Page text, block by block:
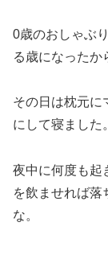
0歳のおしゃぶ
る歳になったか
その日は枕元に
にして寝ました。
夜中に何度も起
を飲ませれば落
な。